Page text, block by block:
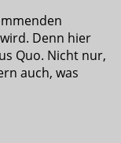
Denn hier
Quo. Nicht nur,
auch, was